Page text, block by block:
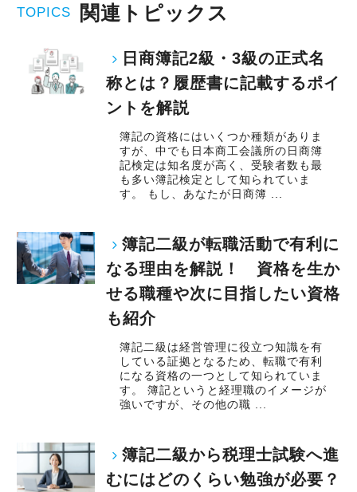
TOPICS 関連トピックス
日商簿記2級・3級の正式名
称とは？履歴書に記載するポイ
ントを解説
簿記の資格にはいくつか種類がありま
すが、中でも日本商工会議所の日商簿
記検定は知名度が高く、受験者数も最
も多い簿記検定として知られていま
す。 もし、あなたが日商簿 ...
簿記二級が転職活動で有利に
なる理由を解説！ 資格を生か
せる職種や次に目指したい資格
も紹介
簿記二級は経営管理に役立つ知識を有
している証拠となるため、転職で有利
になる資格の一つとして知られていま
す。 簿記というと経理職のイメージが
強いですが、その他の職 ...
簿記二級から税理士試験へ進
むにはどのくらい勉強が必要？